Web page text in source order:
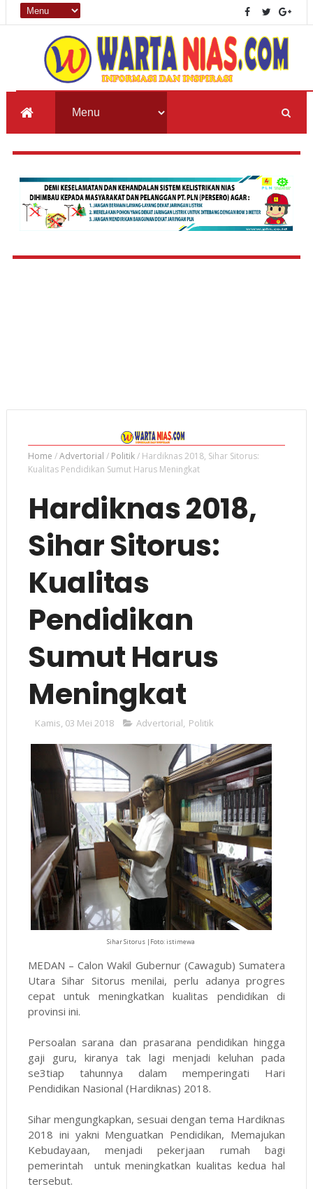
Home /Advertorial / Politik/ Hardiknas 2018, Sihar Sitorus:
Kualitas Pendidikan Sumut Harus Meningkat
Hardiknas 2018,
Sihar Sitorus:
Kualitas
Pendidikan
Sumut Harus
Meningkat
Kamis, 03 Mei 2018 Advertorial, Politik
Sihar Sitorus |Foto: istimewa
MEDAN – Calon Wakil Gubernur (Cawagub) Sumatera
Utara Sihar Sitorus menilai, perlu adanya progres
cepat untuk meningkatkan kualitas pendidikan di
provinsi ini.
Persoalan sarana dan prasarana pendidikan hingga
gaji guru, kiranya tak lagi menjadi keluhan pada
se3tiap tahunnya dalam memperingati Hari
Pendidikan Nasional (Hardiknas) 2018.
Sihar mengungkapkan, sesuai dengan tema Hardiknas
2018 ini yakni Menguatkan Pendidikan, Memajukan
Kebudayaan, menjadi pekerjaan rumah bagi
pemerintah untuk meningkatkan kualitas kedua hal
tersebut.